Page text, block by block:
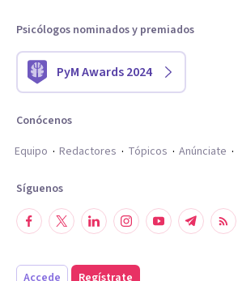
Psicólogos nominados y premiados
PyM Awards 2024
Conócenos
Equipo
Redactores Tópicos Anúnciate
Síguenos
Accede Regístrate